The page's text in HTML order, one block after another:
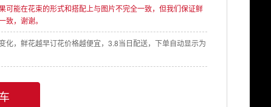
可能在花束的形式和搭配上与图片不完全一致，但我们保证鲜
，谢谢。
化，鲜花越早订花价格越便宜，3.8当日配送，下单自动显示为